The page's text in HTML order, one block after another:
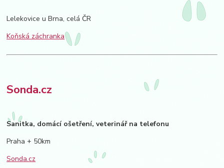
Lelekovice u Brna, celá ČR
Koňská záchranka
Sonda.cz
Sanitka, domácí ošetření, veterinář na telefonu
Praha + 50km
Sonda.cz